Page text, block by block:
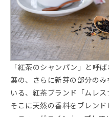
「紅茶のシャンパン」と呼
葉の、さらに新芽の部分の
いる、紅茶ブランド「ムレス
そこに天然の香料をブレン